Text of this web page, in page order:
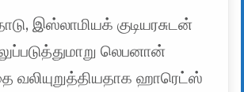
இஸ்லாமியக் குடியரசுடன்
லெபனான்
வலியுறுத்தியதாக ஹாரெட்ஸ்